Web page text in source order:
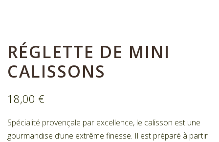
RÉGLETTE DE MINI
CALISSONS
18,00 €
Spécialité provençale par excellence, le calisson est une
gourmandise d’une extrême finesse. Il est préparé à partir
Nos bonbons de chocolat
Mon compte